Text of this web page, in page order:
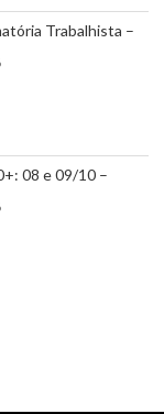
Trabalhista –
08 e 09/10 –